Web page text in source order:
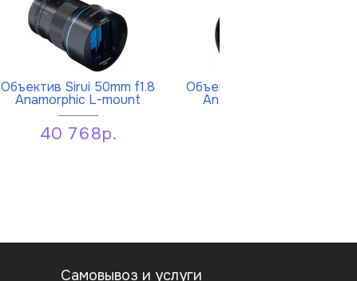
Объектив Sirui 50mm f1.8
Anamorphic L-mount
40 768р.
Объектив Sirui 75mm f/1.8
Anamorphic Z-mount
Самовывоз и услуги